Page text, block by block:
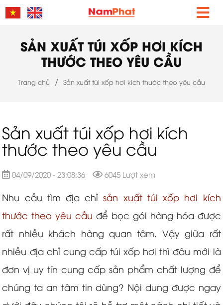
SẢN XUẤT TÚI XỐP HƠI KÍCH
THƯỚC THEO YÊU CẦU
Trang chủ / Sản xuất túi xốp hơi kích thước theo yêu cầu
Sản xuất túi xốp hơi kích
thước theo yêu cầu
04/09/2020 - 23:08:36 6045 Lượt xem
Nhu cầu tìm địa chỉsản xuất túi xốp hơi kích
thước theo yêu cầu để bọc gói hàng hóa được
rất nhiều khách hàng quan tâm. Vậy giữa rất
nhiều địa chỉ cung cấp túi xốp hơi thì đâu mới là
đơn vị uy tín cung cấp sản phẩm chất lượng để
chúng ta an tâm tin dùng? Nội dung được ngay